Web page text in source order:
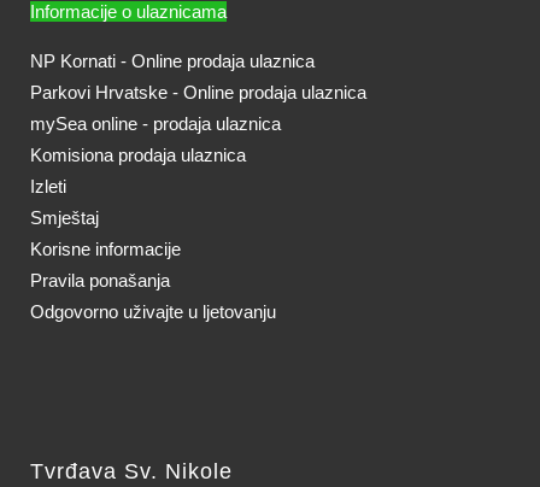
Informacije o ulaznicama
NP Kornati - Online prodaja ulaznica
Parkovi Hrvatske - Online prodaja ulaznica
mySea online - prodaja ulaznica
Komisiona prodaja ulaznica
Izleti
Smještaj
Korisne informacije
Pravila ponašanja
Odgovorno uživajte u ljetovanju
Tvrđava Sv. Nikole